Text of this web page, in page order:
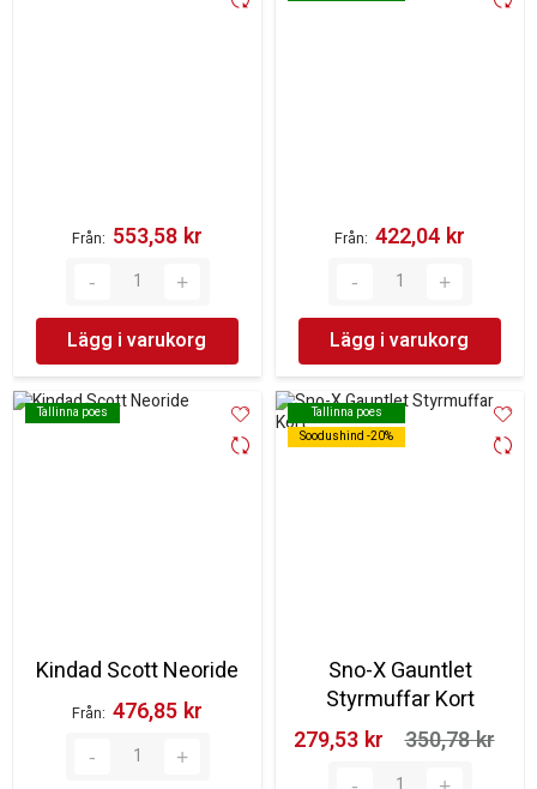
Från 553,58 kr‎
Lägg i varukorg
Från 422,04 kr‎
Lägg i varukorg
Tallinna poes
Tallinna poes
Kindad Scott Neoride
Från 476,85 kr‎
Tallinna poes
Soodushind -20%
Tallinna poes
Soodushind -20%
Sno-X Gauntlet
Styrmuffar Kort
279,53 kr‎
350,78 kr‎